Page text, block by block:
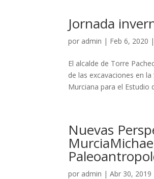
Jornada
por admin | Feb 6, 2020 |
El alcalde de Torre
de las excavaciones en
Murciana para el Estudio
Nuevas
por admin |Abr 30, 2019